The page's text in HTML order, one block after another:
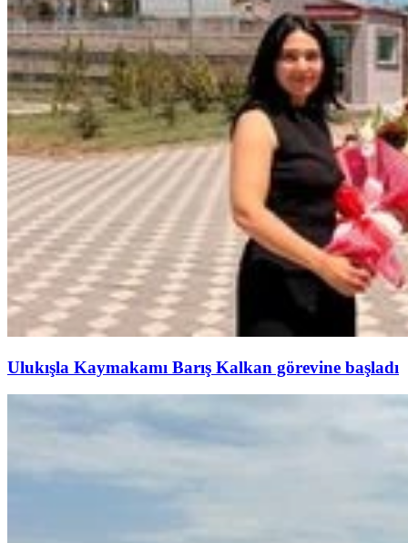
Ulukışla Kaymakamı Barış Kalkan görevine başladı